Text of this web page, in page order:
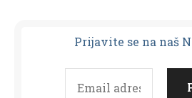
Prijavite se na naš